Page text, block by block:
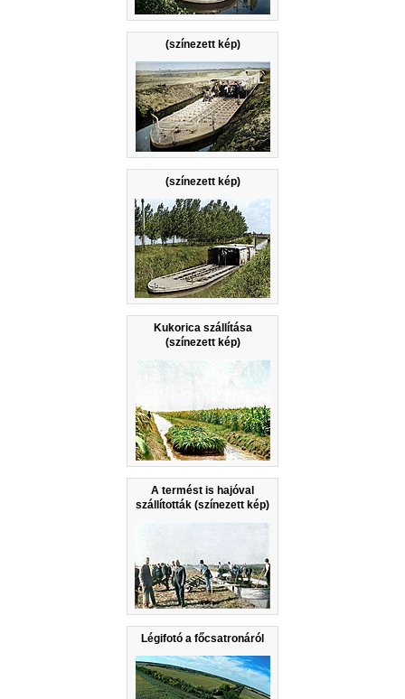
(színezett kép)
(színezett kép)
Kukorica szállítása
(színezett kép)
A termést is hajóval
szállították (színezett kép)
Légifotó a főcsatronáról